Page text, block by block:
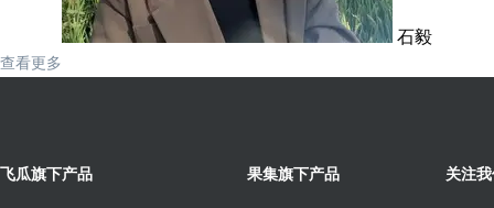
石毅
查看更多
飞瓜旗下产品 果集旗下产品 关注